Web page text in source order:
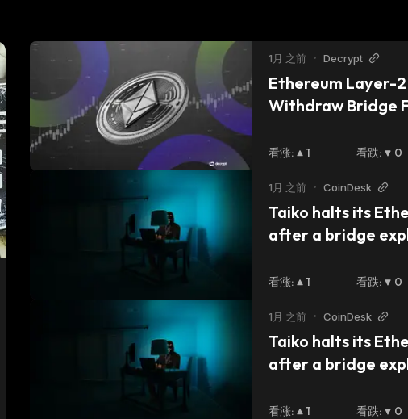
1月 之前 • Decrypt
Ethereum Layer-
Withdraw Bridge
看涨: 1 看跌: 0
1月 之前 • CoinDesk
Taiko halts its
after a bridge
看涨: 1 看跌: 0
1月 之前 • CoinDesk
Taiko halts its
after a bridge
看涨: 1 看跌: 0